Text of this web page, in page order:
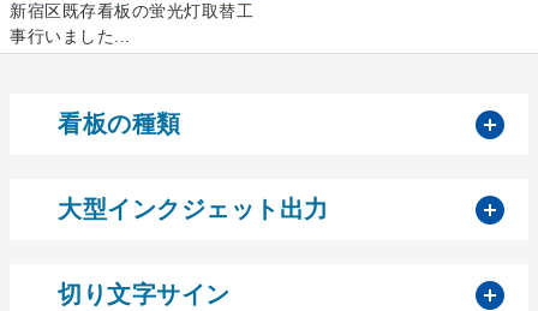
新宿区既存看板の蛍光灯取替工
事行いました...
看板の種類
大型インクジェット出力
切り文字サイン